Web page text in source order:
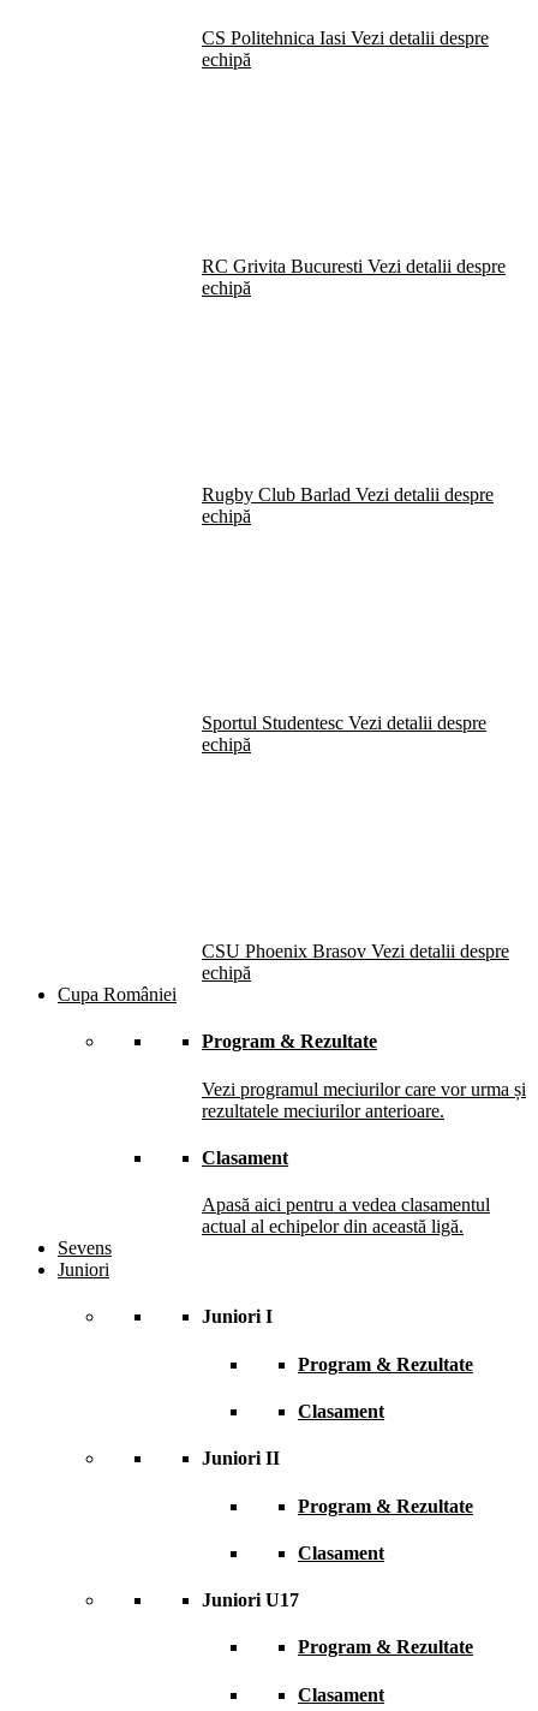
CS Politehnica Iasi Vezi detalii despre
echipă
RC Grivita Bucuresti Vezi detalii despre
echipă
Rugby Club Barlad Vezi detalii despre
echipă
Sportul Studentesc Vezi detalii despre
echipă
CSU Phoenix Brasov Vezi detalii despre
echipă
Cupa României
Program & Rezultate
Vezi programul meciurilor care vor urma și
rezultatele meciurilor anterioare.
Clasament
Apasă aici pentru a vedea clasamentul
actual al echipelor din această ligă.
Sevens
Juniori
Juniori I
Program & Rezultate
Clasament
Juniori II
Program & Rezultate
Clasament
Juniori U17
Program & Rezultate
Clasament